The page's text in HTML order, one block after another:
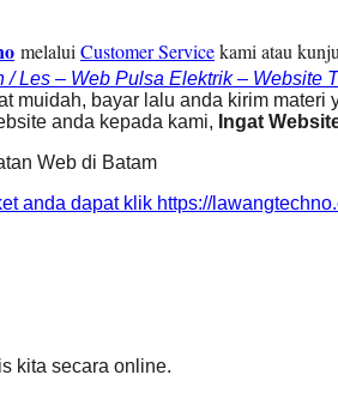
melalui Customer Servicekami atau
– Web Pulsa Elektrik – Website
muidah, bayar lalu anda kirim
anda kepada kami, Ingat
Web di Batam
anda dapat klik https://
kita secara online.